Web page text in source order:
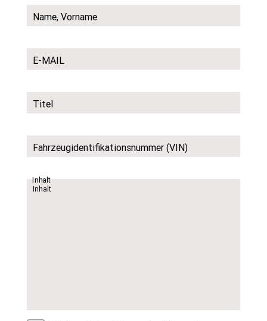
Name, Vorname
E-MAIL
Titel
Fahrzeugidentifikationsnummer (VIN)
Inhalt